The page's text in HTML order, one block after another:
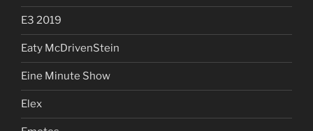
E3 2019
Eaty McDrivenStein
Eine Minute Show
Elex